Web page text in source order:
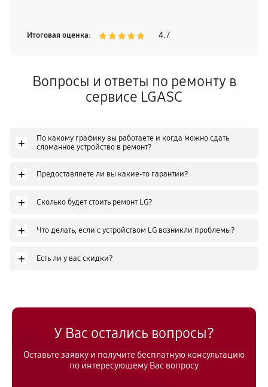
Итоговая оценка: 4.7
Вопросы и ответы по ремонту в
сервисе LGASC
+
По какому графику вы работаете и когда можно сдать
сломанное устройство в ремонт?
+ Предоставляете ли вы какие-то гарантии?
+ Сколько будет стоить ремонт LG?
+ Что делать, если с устройством LG возникли проблемы?
+ Есть ли у вас скидки?
У Вас остались вопросы?
Оставьте заявку и получите бесплатную консультацию
по интересующему Вас вопросу